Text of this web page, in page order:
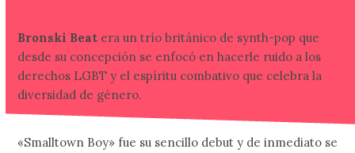
Bronski Beat era un trío británico de synth-pop que
desde su concepción se enfocó en hacerle ruido a los
derechos LGBT y el espíritu combativo que celebra la
diversidad de género.
«Smalltown Boy» fue su sencillo debut y de inmediato se